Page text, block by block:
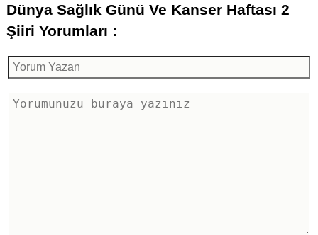
Dünya Sağlık Günü Ve Kanser Haftası 2
Şiiri Yorumları :